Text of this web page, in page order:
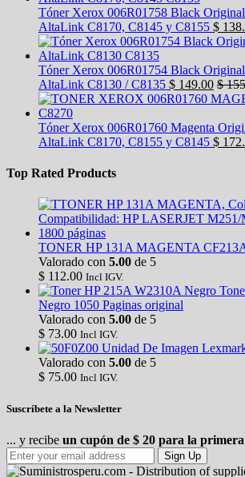
Tóner Xerox 006R01758 Black
AltaLink C8170, C8145 y C8155 $
Tóner Xerox 006R01754 Black
AltaLink C8130 / C8135 $ 149.00 $
Tóner Xerox 006R01760 Magenta
AltaLink C8170, C8155 y C8145 $
Top Rated Products
TONER HP 131A MAGENTA
Valorado con 5.00 de 5
$ 112.00 Incl IGV.
Negro 1050 Paginas original
Valorado con 5.00 de 5
$ 73.00 Incl IGV.
Unidad De Imagen
Valorado con 5.00 de 5
$ 75.00 Incl IGV.
Suscríbete a la Newsletter
... y recibe un cupón de $ 20 para la
Sign Up